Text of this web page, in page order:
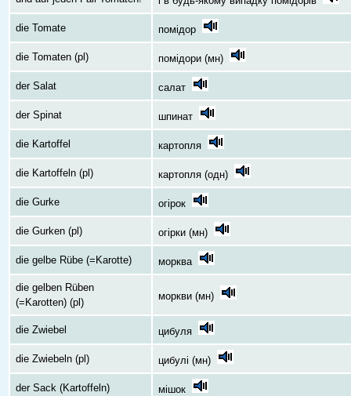
die Tomate помідор
die Tomaten (pl) помідори (мн)
der Salat салат
der Spinat шпинат
die Kartoffel картопля
die Kartoffeln (pl) картопля (одн)
die Gurke огірок
die Gurken (pl) огірки (мн)
die gelbe Rübe (=Karotte) морква
die gelben Rüben
(=Karotten) (pl)
моркви (мн)
die Zwiebel цибуля
die Zwiebeln (pl) цибулі (мн)
der Sack (Kartoffeln) мішок